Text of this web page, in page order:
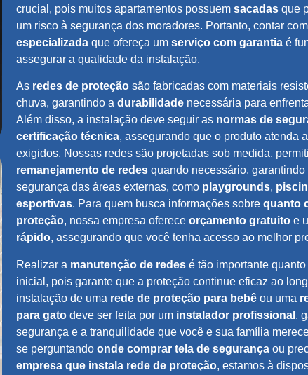
crucial, pois muitos apartamentos possuem sacadas que
um risco à segurança dos moradores. Portanto, contar
especializada que ofereça um serviço com garantia é
assegurar a qualidade da instalação.
As redes de proteção são fabricadas com materiais
chuva, garantindo a durabilidade necessária para
Além disso, a instalação deve seguir as normas de
certificação técnica, assegurando que o produto atenda
exigidos. Nossas redes são projetadas sob medida,
remanejamento de redes quando necessário, garantindo
segurança das áreas externas, como playgrounds,
esportivas. Para quem busca informações sobre quanto
proteção, nossa empresa oferece orçamento gratuito e
rápido, assegurando que você tenha acesso ao melhor
Realizar a manutenção de redes é tão importante
inicial, pois garante que a proteção continue eficaz ao
instalação de uma rede de proteção para bebê ou uma
para gato deve ser feita por um instalador profissional ,
segurança e a tranquilidade que você e sua família
se perguntando onde comprar tela de segurança ou
empresa que instala rede de proteção, estamos à